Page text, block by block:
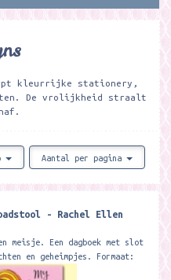
kleurrijke stationery,
De vrolijkheid straalt
Aantal per pagina
- Rachel Ellen
meisje. Een dagboek met slot
en geheimpjes. Formaat: